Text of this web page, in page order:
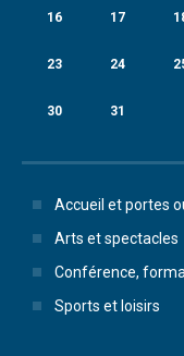
16 17
23 24
30 31
Accueil et portes
Arts et spectacles
Conférence,
Sports et loisirs